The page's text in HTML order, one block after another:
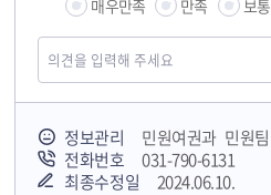
매우만족 만족 보통
정보관리
민원여권과 민원팀
전화번호
031-790-6131
최종수정일
2024.06.10.